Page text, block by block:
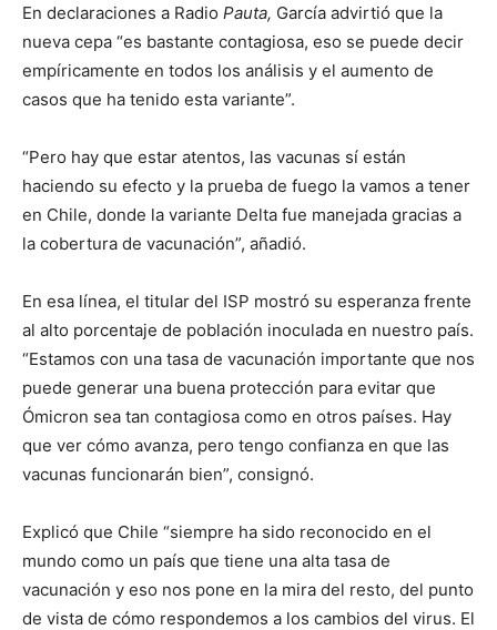
En declaraciones a Radio Pauta, García advirtió que la
nueva cepa “es bastante contagiosa, eso se puede decir
empíricamente en todos los análisis y el aumento de
casos que ha tenido esta variante”.
“Pero hay que estar atentos, las vacunas sí están
haciendo su efecto y la prueba de fuego la vamos a tener
en Chile, donde la variante Delta fue manejada gracias a
la cobertura de vacunación”, añadió.
En esa línea, el titular del ISP mostró su esperanza frente
al alto porcentaje de población inoculada en nuestro país.
“Estamos con una tasa de vacunación importante que nos
puede generar una buena protección para evitar que
Ómicron sea tan contagiosa como en otros países. Hay
que ver cómo avanza, pero tengo confianza en que las
vacunas funcionarán bien”, consignó.
Explicó que Chile “siempre ha sido reconocido en el
mundo como un país que tiene una alta tasa de
vacunación y eso nos pone en la mira del resto, del punto
de vista de cómo respondemos a los cambios del virus. El